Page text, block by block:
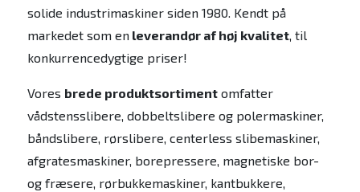
solide industrimaskiner siden 1980. Kendt på
markedet som enleverandør af høj kvalitet, til
konkurrencedygtige priser!
Vores brede produktsortimentomfatter
vådstensslibere, dobbeltslibere og polermaskiner,
båndslibere, rørslibere, centerless slibemaskiner,
afgratesmaskiner, borepressere, magnetiske bor-
og fræsere, rørbukkemaskiner, kantbukkere,